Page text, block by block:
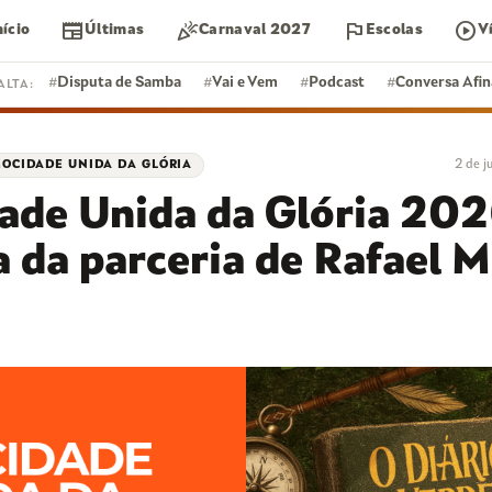
DISPUTA DE SAMBA
EVENTOS
newspaper Últimas celebrationCarnaval 2027 flag Escolas play_circle
# Disputa de Samba #Vai e Vem # Podcast #Conversa
UNIDA DA GLÓRIA 2 de
Unida da Glória
da parceria de Rafael